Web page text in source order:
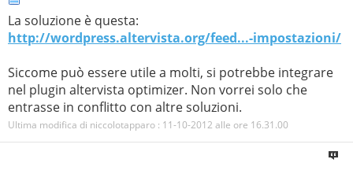
La soluzione è questa:
http://wordpress.altervista.org/feed...-impostazioni/
Siccome può essere utile a molti, si potrebbe integrare
nel plugin altervista optimizer. Non vorrei solo che
entrasse in conflitto con altre soluzioni.
Ultima modifica di niccolotapparo : 11-10-2012 alle ore 16.31.00